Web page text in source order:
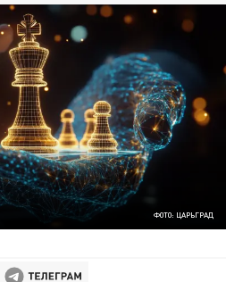
ФОТО: ЦАРЬГРАД